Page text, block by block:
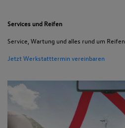
Services und Reifen
Service, Wartung und alles rund um Reifen
Jetzt Werkstatttermin vereinbaren